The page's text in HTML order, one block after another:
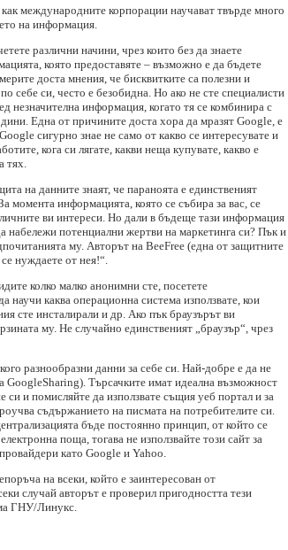
международните корпорации научават твърде много
на информация.
различни начини, чрез които без да знаете
която предоставяте – възможно е да бъдете
доста мнения, че бисквитките са полезни и
себе си, често е безобидна. Но ако не сте специалисти
информация, когато тя се комбинира с
Една от причините доста хора да мразят Google, е
сигурно знае не само от какво се интересувате и
кога си лягате, какви неща купувате, какво е
тях.
на данните знаят, че параноята е единственият
момента информацията, която се събира за вас, се
ви интереси. Но дали в бъдеще тази информация
набележи потенциални жертви на маркетинга си? Пък и
му. Авторът на BeeFree (една от защитните
нуждаете от нея!“.
колко малко анонимни сте, посетете
каква операционна система използвате, кои
сте инсталирали и др. Ако пък браузърът ви
му. Не случайно единственият „браузър“, чрез
разнообразни данни за себе си. Най-добре е да не
GoogleSharing). Търсачките имат идеална възможност
си и помисляйте да използвате същия уеб портал и за
съдържанието на писмата на потребителите си.
бъде постоянно принцип, от който се
поща, тогава не използвайте този сайт за
като Google и Yahoo.
на всеки, който е заинтересован от
случай авторът е проверил пригодността тези
ГНУ/Линукс.